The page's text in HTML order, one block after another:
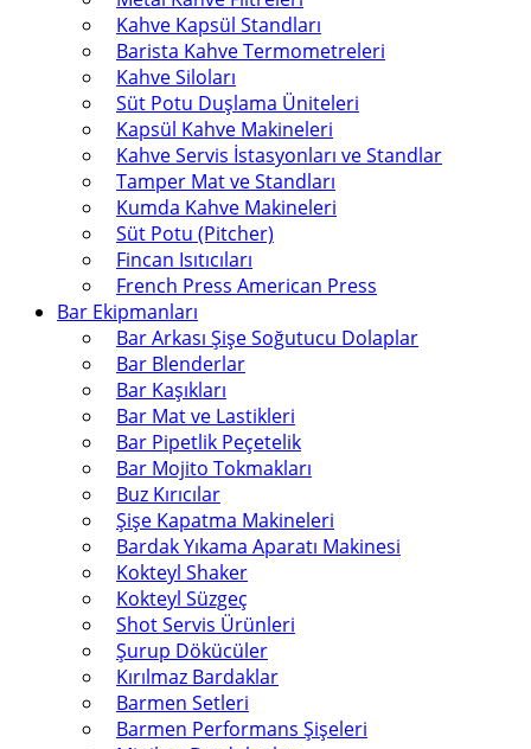
Kahve Kapsül Standları
Barista Kahve Termometreleri
Kahve Siloları
Süt Potu Duşlama Üniteleri
Kapsül Kahve Makineleri
Kahve Servis İstasyonları ve Standlar
Tamper Mat ve Standları
Kumda Kahve Makineleri
Süt Potu (Pitcher)
Fincan Isıtıcıları
French Press American Press
Bar Ekipmanları
Bar Arkası Şişe Soğutucu Dolaplar
Bar Blenderlar
Bar Kaşıkları
Bar Mat ve Lastikleri
Bar Pipetlik Peçetelik
Bar Mojito Tokmakları
Buz Kırıcılar
Şişe Kapatma Makineleri
Bardak Yıkama Aparatı Makinesi
Kokteyl Shaker
Kokteyl Süzgeç
Shot Servis Ürünleri
Şurup Dökücüler
Kırılmaz Bardaklar
Barmen Setleri
Barmen Performans Şişeleri